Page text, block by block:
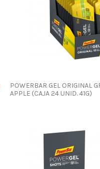
POWERBAR GEL ORIGINAL
APPLE (CAJA 24 UNID. 41G)